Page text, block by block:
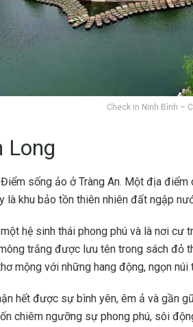
Check in Ninh Bình –
Long
sống ảo ở Tràng An. Một địa
là khu bảo tồn thiên nhiên đất ngập
hệ sinh thái phong phú và là nơi
trắng được lưu tên trong sách đỏ
mộng với những hang động, ngọn núi
hết được sự bình yên, êm ả và gần
chiêm ngưỡng sự phong phú, sôi